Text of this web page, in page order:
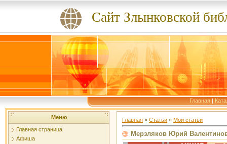
Сайт Злынковской
Главная|
Меню
Главная страница
Афиша
Главная » Статьи » Мои статьи
Мерзляков Юрий